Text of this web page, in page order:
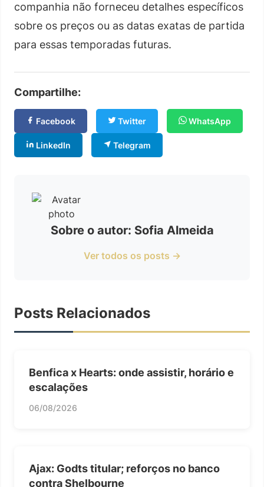
companhia não forneceu detalhes específicos
sobre os preços ou as datas exatas de partida
para essas temporadas futuras.
Compartilhe:
Facebook Twitter WhatsApp
LinkedIn Telegram
Sobre o autor: Sofia Almeida
Ver todos os posts →
Posts Relacionados
Benfica x Hearts: onde assistir, horário e
escalações
06/08/2026
Ajax: Godts titular; reforços no banco
contra Shelbourne